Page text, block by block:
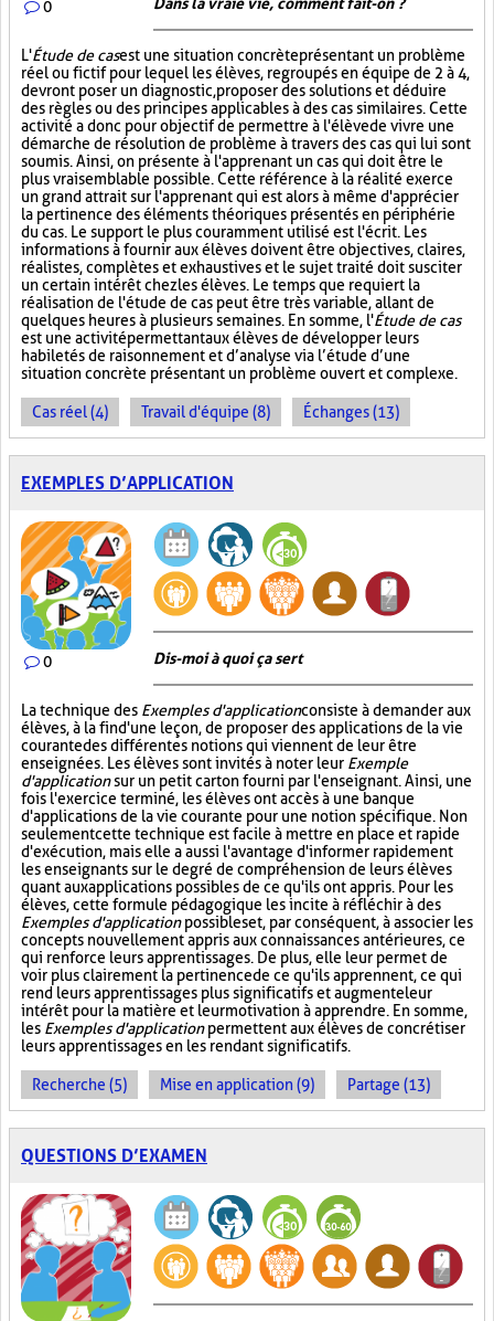
0
L'Étude de casest une situation concrète présentant un problème
réel ou fictif pour lequel les élèves, regroupés en équipe de 2 à 4,
devront poser un diagnostic, proposer des solutions et déduire
des règles ou des principes applicables à des cas similaires. Cette
activité a donc pour objectif de permettre à l'élève de vivre une
démarche de résolution de problème à travers des cas qui lui sont
soumis. Ainsi, on présente à l'apprenant un cas qui doit être le
plus vraisemblable possible. Cette référence à la réalité exerce
un grand attrait sur l'apprenant qui est alors à même d'apprécier
la pertinence des éléments théoriques présentés en périphérie
du cas. Le support le plus couramment utilisé est l'écrit. Les
informations à fournir aux élèves doivent être objectives, claires,
réalistes, complètes et exhaustives et le sujet traité doit susciter
un certain intérêt chez les élèves. Le temps que requiert la
réalisation de l'étude de cas peut être très variable, allant de
quelques heures à plusieurs semaines. En somme, l'Étude de cas
est une activité permettant aux élèves de développer leurs
habiletés de raisonnement et d’analyse via l’étude d’une
situation concrète présentant un problème ouvert et complexe.
Cas réel (4) Travail d'équipe (8) Échanges (13)
EXEMPLES D’APPLICATION
0 Dis-moi à quoi ça sert
La technique des Exemples d'applicationconsiste à demander aux
élèves, à la fin d'une leçon, de proposer des applications de la vie
courante des différentes notions qui viennent de leur être
enseignées. Les élèves sont invités à noter leur Exemple
d'applicationsur un petit carton fourni par l'enseignant. Ainsi, une
fois l'exercice terminé, les élèves ont accès à une banque
d'applications de la vie courante pour une notion spécifique. Non
seulement cette technique est facile à mettre en place et rapide
d'exécution, mais elle a aussi l'avantage d'informer rapidement
les enseignants sur le degré de compréhension de leurs élèves
quant aux applications possibles de ce qu'ils ont appris. Pour les
élèves, cette formule pédagogique les incite à réfléchir à des
Exemples d'applicationpossibles et, par conséquent, à associer les
concepts nouvellement appris aux connaissances antérieures, ce
qui renforce leurs apprentissages. De plus, elle leur permet de
voir plus clairement la pertinence de ce qu'ils apprennent, ce qui
rend leurs apprentissages plus significatifs et augmente leur
intérêt pour la matière et leur motivation à apprendre. En somme,
les Exemples d'applicationpermettent aux élèves de concrétiser
leurs apprentissages en les rendant significatifs.
Recherche (5) Mise en application (9) Partage (13)
QUESTIONS D’EXAMEN